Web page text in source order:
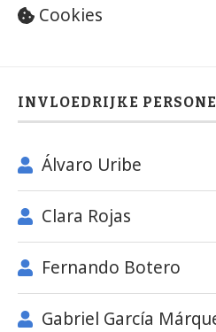
Cookies
INVLOEDRIJKE
Álvaro Uribe
Clara Rojas
Fernando Botero
Gabriel García